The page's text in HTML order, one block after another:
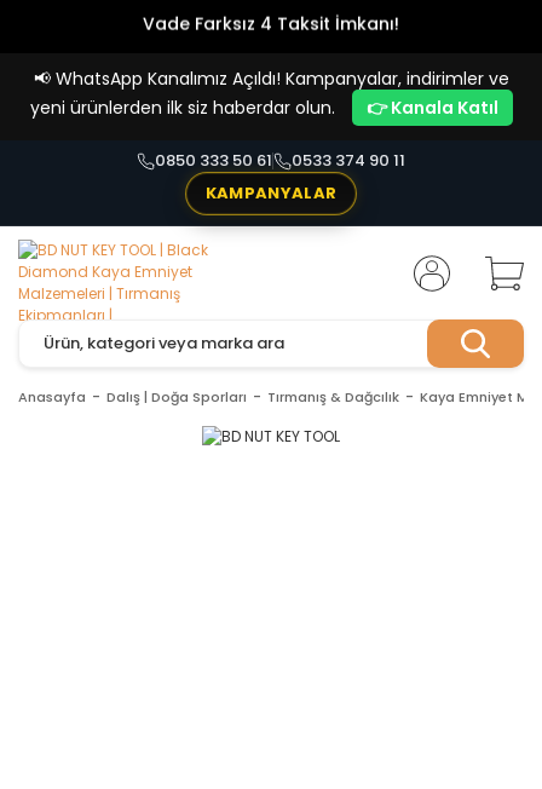
Vade Farksız 4 Taksit İmkanı!
📢 WhatsApp Kanalımız Açıldı! Kampanyalar, indirimler ve
yeni ürünlerden ilk siz haberdar olun.
👉 Kanala Katıl
0850 333 50 61
0533 374 90 11
KAMPANYALAR
Anasayfa Dalış | Doğa Sporları Tırmanış & Dağcılık Kaya Emniyet